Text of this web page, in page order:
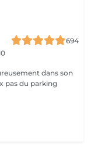
694
dans son
pas du parking